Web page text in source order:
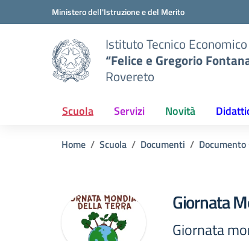
Vai ai contenuti
Vai al menu di navigazioneMinistero dell'Istruzione e del Merito
Istituto Tecnico
“Felice e Gregorio
Rovereto
Scuola Servizi Novità
Home Scuola Documenti Documento
Giornata
Giornata